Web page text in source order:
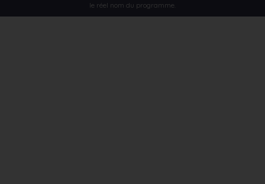
le réel nom du programme.